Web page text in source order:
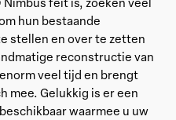
hun bestaande
stellen en over te zetten
reconstructie van
veel tijd en brengt
mee. Gelukkig is er een
beschikbaar waarmee u uw